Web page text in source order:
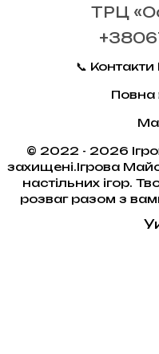
ТРЦ
📞
Повна
© 2022 - 2026
захищені.Ігрова
настільних ігор.
розваг разом з